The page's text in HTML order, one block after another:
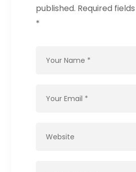
published. Required
*